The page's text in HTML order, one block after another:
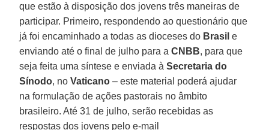
que estão à disposição dos jovens três maneiras de
participar. Primeiro, respondendo ao questionário que
já foi encaminhado a todas as dioceses do Brasil e
enviando até o final de julho para aCNBB, para que
seja feita uma síntese e enviada àSecretaria do
Sínodo, noVaticano – este material poderá ajudar
na formulação de ações pastorais no âmbito
brasileiro. Até 31 de julho, serão recebidas as
respostas dos jovens pelo e-mail